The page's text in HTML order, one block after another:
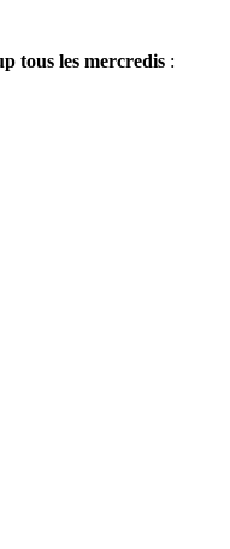
tous les mercredis :